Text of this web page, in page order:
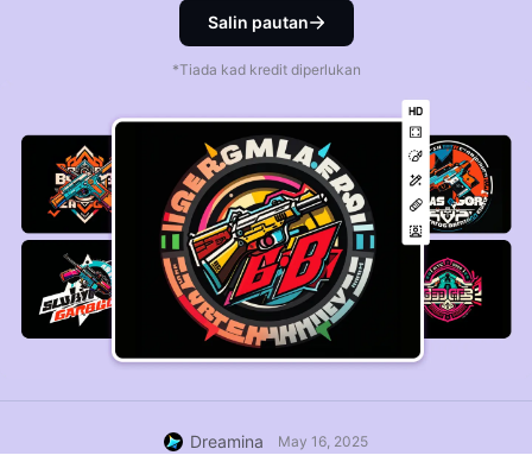
Salin pautan
*Tiada kad kredit diperlukan
Dreamina May 16, 2025